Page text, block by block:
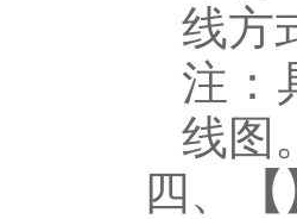
线方
注：
线图
四、
【